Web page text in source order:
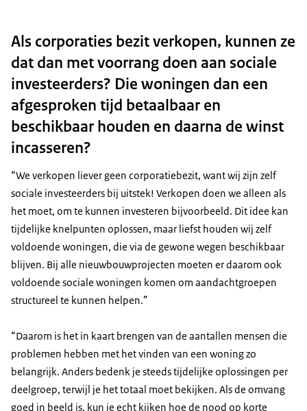
Als corporaties bezit verkopen, kunnen ze
dat dan met voorrang doen aan sociale
investeerders? Die woningen dan een
afgesproken tijd betaalbaar en
beschikbaar houden en daarna de winst
incasseren?
“We verkopen liever geen corporatiebezit, want wij zijn zelf
sociale investeerders bij uitstek! Verkopen doen we alleen als
het moet, om te kunnen investeren bijvoorbeeld. Dit idee kan
tijdelijke knelpunten oplossen, maar liefst houden wij zelf
voldoende woningen, die via de gewone wegen beschikbaar
blijven. Bij alle nieuwbouwprojecten moeten er daarom ook
voldoende sociale woningen komen om aandachtgroepen
structureel te kunnen helpen.”
“Daarom is het in kaart brengen van de aantallen mensen die
problemen hebben met het vinden van een woning zo
belangrijk. Anders bedenk je steeds tijdelijke oplossingen per
deelgroep, terwijl je het totaal moet bekijken. Als de omvang
goed in beeld is, kun je echt kijken hoe de nood op korte